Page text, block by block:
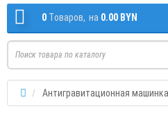
0 Tоваров, на 0.00 BYN
Антигравитационная